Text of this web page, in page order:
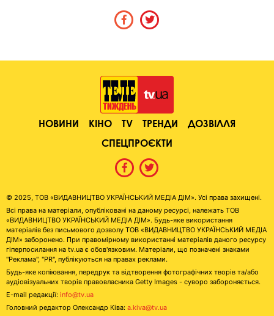
НОВИНИ КІНО TV ТРЕНДИ
ДОЗВІЛЛЯ
СПЕЦПРОЄКТИ
© 2025, ТОВ «ВИДАВНИЦТВО УКРАЇНСЬКИЙ МЕДІА ДІМ». Усі права захищені.
Всі права на матеріали, опубліковані на даному ресурсі, належать ТОВ
«ВИДАВНИЦТВО УКРАЇНСЬКИЙ МЕДІА ДІМ». Будь-яке використання
матеріалів без письмового дозволу ТОВ «ВИДАВНИЦТВО УКРАЇНСЬКИЙ МЕДІА
ДІМ» заборонено. При правомірному використанні матеріалів даного ресурсу
гіперпосилання на tv.ua є обов'язковим. Матеріали, що позначені знаками
"Реклама", "PR", публікуються на правах реклами.
Будь-яке копіювання, передрук та відтворення фотографічних творів та/або
аудіовізуальних творів правовласника Getty Images - суворо забороняється.
E-mail редакції: info@tv.ua
Головний редактор Олександр Ківа: a.kiva@tv.ua